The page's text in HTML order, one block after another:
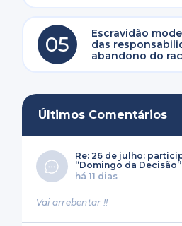
05
Escravidão
das
abandono do
Últimos Comentários
Re: 26 de julho:
“Domingo da Decisão”
há 11 dias
Vai arrebentar !!